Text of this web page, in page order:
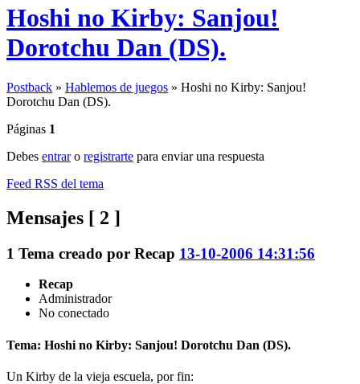
Hoshi no Kirby: Sanjou!
Dorotchu Dan (DS).
Postback » Hablemos de juegos » Hoshi no Kirby: Sanjou!
Dorotchu Dan (DS).
Páginas 1
Debes entraro registrarte para enviar una respuesta
Feed RSS del tema
Mensajes [ 2 ]
1 Tema creado por Recap 13-10-2006 14:31:56
Recap
Administrador
No conectado
Tema: Hoshi no Kirby: Sanjou! Dorotchu Dan (DS).
Un Kirby de la vieja escuela, por fin: